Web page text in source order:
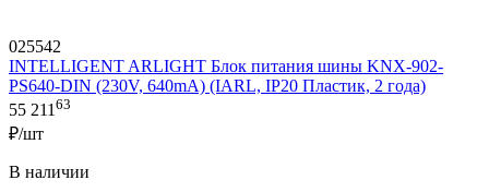
025542
INTELLIGENT ARLIGHT Блок питания шины KNX-902-
PS640-DIN (230V, 640mA) (IARL, IP20 Пластик, 2 года)
55 21163
₽/шт
В наличии